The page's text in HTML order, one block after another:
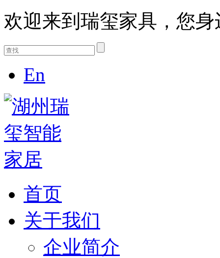
欢迎来到瑞玺家具，您
En
首页
关于我们
企业简介